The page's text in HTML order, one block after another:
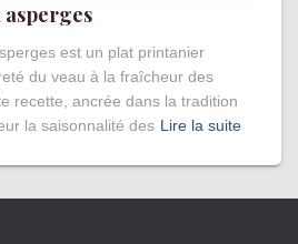
asperges
est un plat printanier
du veau à la fraîcheur des
recette, ancrée dans la tradition
la saisonnalité des Lire la suite